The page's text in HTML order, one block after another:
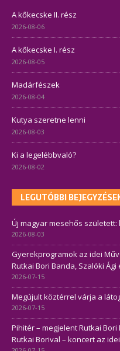
A kőkecske II. rész
2026-08-06
A kőkecske I. rész
2026-08-05
Madárfészek
2026-08-04
Kutya szeretne lenni
2026-08-03
Ki a legelébbvaló?
2026-08-02
LEGUTÓBBI
Új magyar mesehős
2026-08-03
Gyerekprogramok az idei
Rutkai Bori Banda, Szalóki
2026-07-15
Megújult köztérrel várja a
2026-07-15
Pihitér – megjelent Rutkai
Rutkai Borival – koncert az